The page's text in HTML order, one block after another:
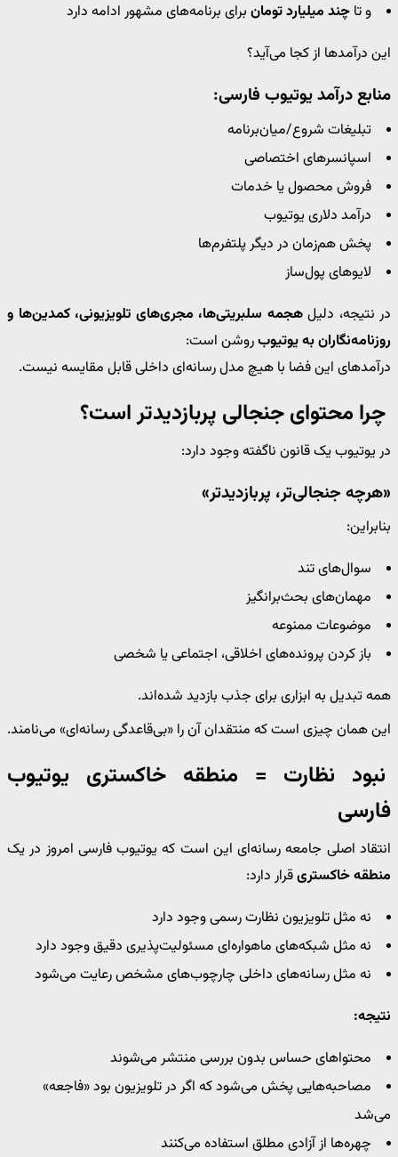
و تا چند میلیارد تومان برای برنامه‌های مشهور ادامه دارد
این درآمدها از کجا می‌آید؟
منابع درآمد یوتیوب فارسی:
تبلیغات شروع/میان‌برنامه
اسپانسرهای اختصاصی
فروش محصول یا خدمات
درآمد دلاری یوتیوب
پخش هم‌زمان در دیگر پلتفرم‌ها
لایوهای پول‌ساز
در نتیجه، دلیلهجمه سلبریتی‌ها، مجری‌های تلویزیونی، کمدین‌ها و
روزنامه‌نگاران به یوتیوبروشن است:
درآمدهای این فضا با هیچ مدل رسانه‌ای داخلی قابل مقایسه نیست.
چرا محتوای جنجالی پربازدیدتر است؟
در یوتیوب یک قانون ناگفته وجود دارد:
«هرچه جنجالی‌تر، پربازدیدتر»
بنابراین:
سوال‌های تند
مهمان‌های بحث‌برانگیز
موضوعات ممنوعه
باز کردن پرونده‌های اخلاقی، اجتماعی یا شخصی
همه تبدیل به ابزاری برای جذب بازدید شده‌اند.
این همان چیزی است که منتقدان آن را «بی‌قاعدگی رسانه‌ای» می‌نامند.
نبود نظارت = منطقه خاکستری یوتیوب
فارسی
انتقاد اصلی جامعه رسانه‌ای این است که یوتیوب فارسی امروز در یک
منطقه خاکستریقرار دارد:
نه مثل تلویزیون نظارت رسمی وجود دارد
نه مثل شبکه‌های ماهواره‌ای مسئولیت‌پذیری دقیق وجود دارد
نه مثل رسانه‌های داخلی چارچوب‌های مشخص رعایت می‌شود
نتیجه:
محتواهای حساس بدون بررسی منتشر می‌شوند
مصاحبه‌هایی پخش می‌شود که اگر در تلویزیون بود «فاجعه»
می‌شد
چهره‌ها از آزادی مطلق استفاده می‌کنند